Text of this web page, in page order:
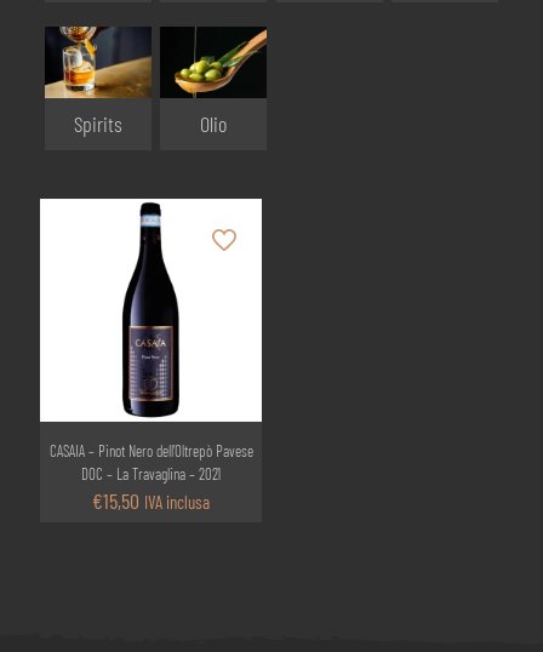
Spirits Olio
CASAIA – Pinot Nero dell’Oltrepò Pavese
DOC – La Travaglina – 2021
€15,50 IVA inclusa